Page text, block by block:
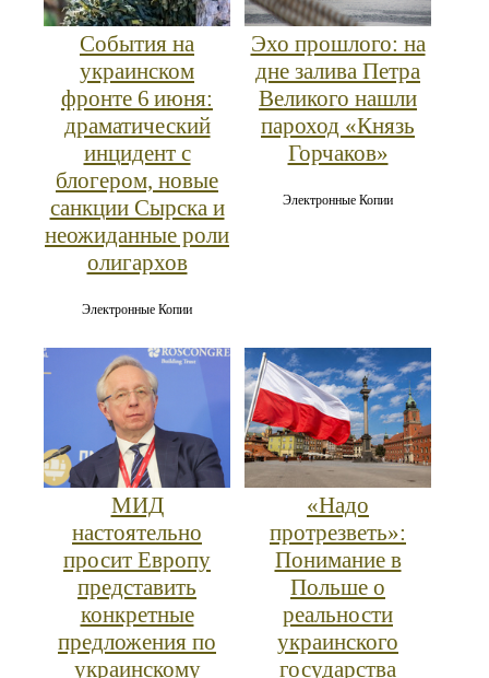
События на
украинском
фронте 6 июня:
драматический
инцидент с
блогером, новые
санкции Сырска и
неожиданные роли
олигархов
Электронные Копии
Эхо прошлого: на
дне залива Петра
Великого нашли
пароход «Князь
Горчаков»
Электронные Копии
МИД
настоятельно
просит Европу
представить
конкретные
предложения по
украинскому
«Надо
протрезветь»:
Понимание в
Польше о
реальности
украинского
государства